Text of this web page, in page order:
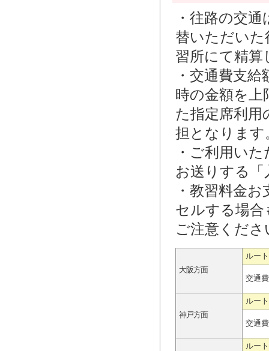
・往路の交
替いただいた
習所にて精算
・交通費支
時の金額を上
た指定席利用
担となります
・ご利用い
お送りする
・教習料金
セルする場
ご注意くださ
大阪方面
ルート
交通
神戸方面
ルート
交通
ルート